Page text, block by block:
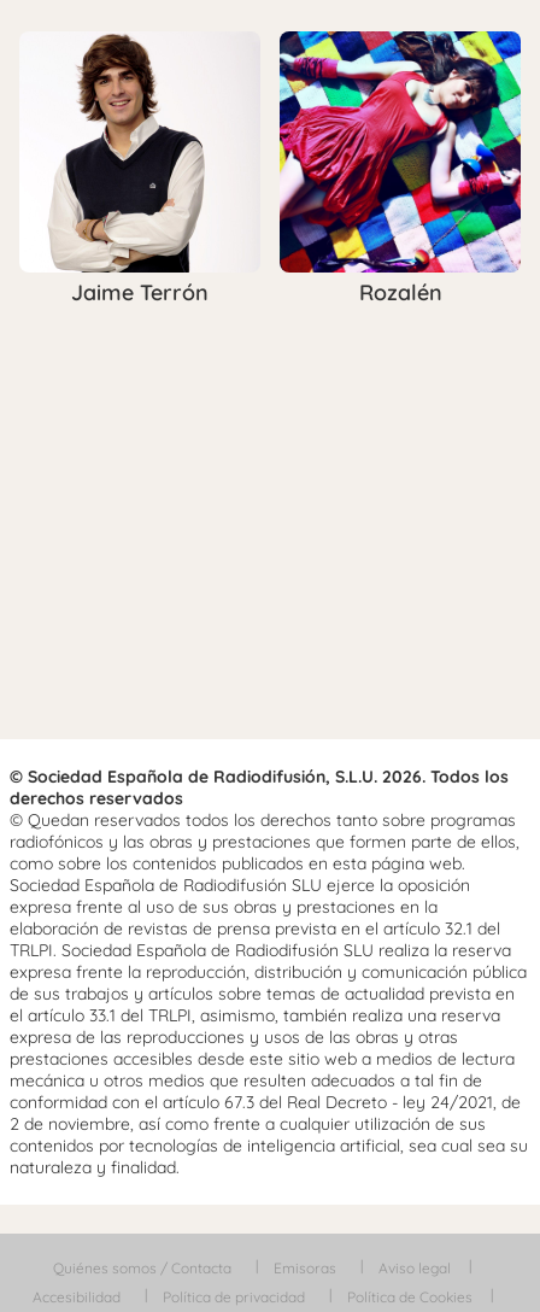
Jaime Terrón Rozalén
© Sociedad Española de Radiodifusión, S.L.U. 2026. Todos los
derechos reservados
© Quedan reservados todos los derechos tanto sobre programas
radiofónicos y las obras y prestaciones que formen parte de ellos,
como sobre los contenidos publicados en esta página web.
Sociedad Española de Radiodifusión SLU ejerce la oposición
expresa frente al uso de sus obras y prestaciones en la
elaboración de revistas de prensa prevista en el artículo 32.1 del
TRLPI. Sociedad Española de Radiodifusión SLU realiza la reserva
expresa frente la reproducción, distribución y comunicación pública
de sus trabajos y artículos sobre temas de actualidad prevista en
el artículo 33.1 del TRLPI, asimismo, también realiza una reserva
expresa de las reproducciones y usos de las obras y otras
prestaciones accesibles desde este sitio web a medios de lectura
mecánica u otros medios que resulten adecuados a tal fin de
conformidad con el artículo 67.3 del Real Decreto - ley 24/2021, de
2 de noviembre, así como frente a cualquier utilización de sus
contenidos por tecnologías de inteligencia artificial, sea cual sea su
naturaleza y finalidad.
Quiénes somos / Contacta Emisoras
Aviso legal
Accesibilidad
Política de privacidad Política de Cookies